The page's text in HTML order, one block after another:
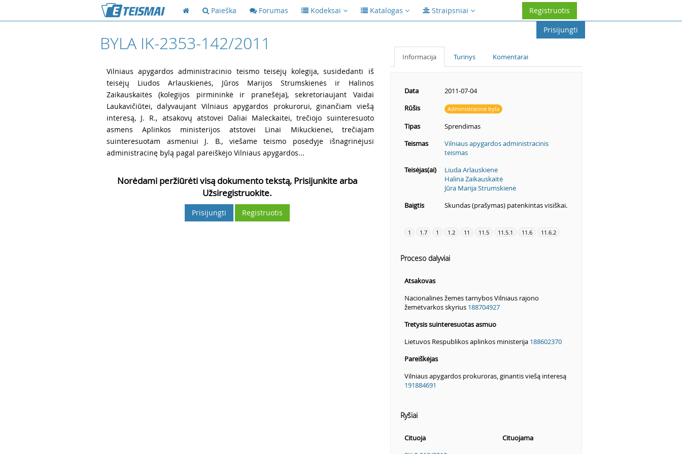
Paieška Forumas Kodeksai Katalogas Straipsniai
Registruotis
Prisijungti
BYLA IK-2353-142/2011
Vilniaus apygardos administracinio teismo teisėjų kolegija, susidedanti iš
teisėjų Liudos Arlauskienės, Jūros Marijos Strumskienės ir Halinos
Zaikauskaitės (kolegijos pirmininkė ir pranešėja), sekretoriaujant Vaidai
Laukavičiūtei, dalyvaujant Vilniaus apygardos prokurorui, ginančiam viešą
interesą, J. R., atsakovų atstovei Daliai Maleckaitei, trečiojo suinteresuoto
asmens Aplinkos ministerijos atstovei Linai Mikuckienei, trečiajam
suinteresuotam asmeniui J. B., viešame teismo posėdyje išnagrinėjusi
administracinę bylą pagal pareiškėjo Vilniaus apygardos...
Norėdami peržiūrėti visą dokumento tekstą, Prisijunkite arba
Užsiregistruokite.
Prisijungti Registruotis
Informacija Turinys Komentarai
Data
2011-07-04
Rūšis
Administracinė byla
Tipas
Sprendimas
Teismas
Vilniaus apygardos administracinis
teismas
Teisėjas(ai)
Liuda Arlauskienė
Halina Zaikauskaitė
Jūra Marija Strumskienė
Baigtis
Skundas (prašymas) patenkintas visiškai.
1 1.7 1 1.2 11 11.5 11.5.1 11.6 11.6.2
Proceso dalyviai
Atsakovas
Nacionalinės žemės tarnybos Vilniaus rajono
žemėtvarkos skyrius 188704927
Tretysis suinteresuotas asmuo
Lietuvos Respublikos aplinkos ministerija 188602370
Pareiškėjas
Vilniaus apygardos prokuroras, ginantis viešą interesą
191884691
Ryšiai
Cituoja
Cituojama